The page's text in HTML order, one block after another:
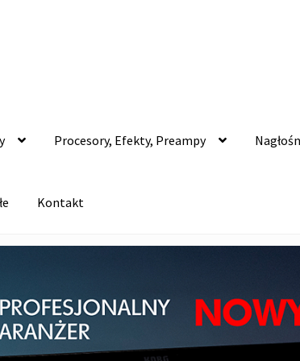
Procesory, Efekty, Preampy
Kontakt